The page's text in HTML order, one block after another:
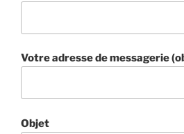
Votre adresse de messagerie
Objet